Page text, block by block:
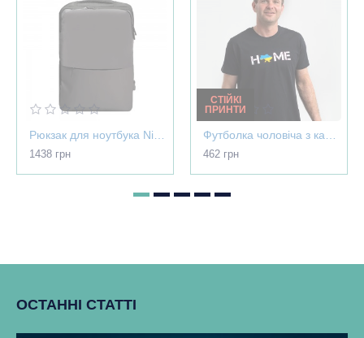
1438 грн
СТІЙКІ
ПРИНТИ
462 грн
ОСТАННІ СТАТТІ